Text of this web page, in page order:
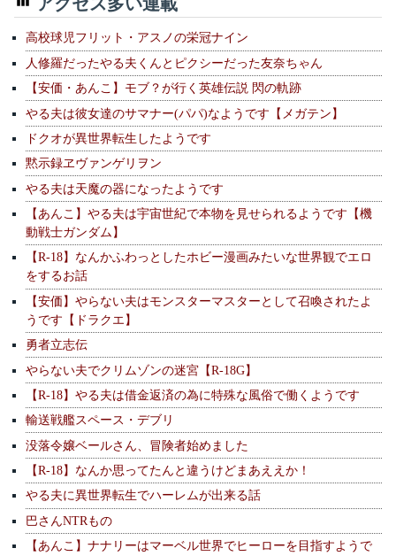
高校球児フリット・アスノの栄冠ナイン
人修羅だったやる夫くんとピクシーだった友奈ちゃん
【安価・あんこ】モブ？が行く英雄伝説 閃の軌跡
やる夫は彼女達のサマナー(パパ)なようです【メガテン】
ドクオが異世界転生したようです
黙示録ヱヴァンゲリヲン
やる夫は天魔の器になったようです
【あんこ】やる夫は宇宙世紀で本物を見せられるようです【機
動戦士ガンダム】
【R-18】なんかふわっとしたホビー漫画みたいな世界観でエロ
をするお話
【安価】やらない夫はモンスターマスターとして召喚されたよ
うです【ドラクエ】
勇者立志伝
やらない夫でクリムゾンの迷宮【R-18G】
【R-18】やる夫は借金返済の為に特殊な風俗で働くようです
輸送戦艦スペース・デブリ
没落令嬢ベールさん、冒険者始めました
【R-18】なんか思ってたんと違うけどまあええか！
やる夫に異世界転生でハーレムが出来る話
巴さんNTRもの
【あんこ】ナナリーはマーベル世界でヒーローを目指すようで